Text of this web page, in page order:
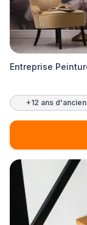
Entreprise
+12 ans